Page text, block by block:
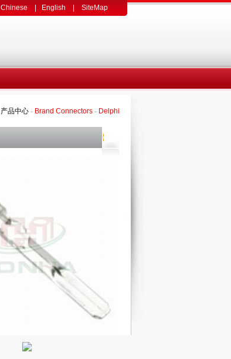
Chinese| English SiteMap
产品中心- Brand Connectors- Delphi